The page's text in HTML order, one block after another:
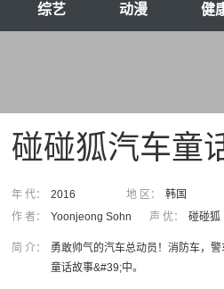
综艺 动漫 健
碰碰狐汽车童
年 代： 2016 地 区： 韩国
作 者：
Yoonjeong Sohn 声 优： 碰碰狐
简 介：
勇敢帅气的汽车总动员！消防车，
童话故事&#39;中。